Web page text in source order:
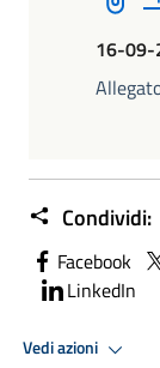
16-09-
Condividi:
Facebook
LinkedIn
Vedi azioni